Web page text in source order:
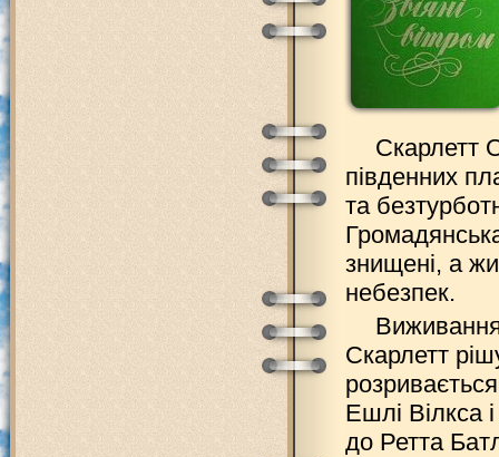
Скарлетт
південних
та
знищені, а
небезпек.
Скарлетт
Ешлі Вілкса
до Ретта